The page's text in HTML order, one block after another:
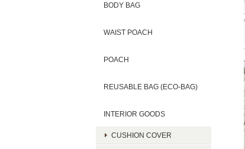
BODY BAG
WAIST POACH
POACH
REUSABLE BAG (ECO-BAG)
INTERIOR GOODS
CUSHION COVER